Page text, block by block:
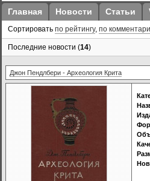
Главная Новости Статьи
Сортировать по рейтингу, по
Последние новости (14)
Джон Пендлбери - Археология Крита